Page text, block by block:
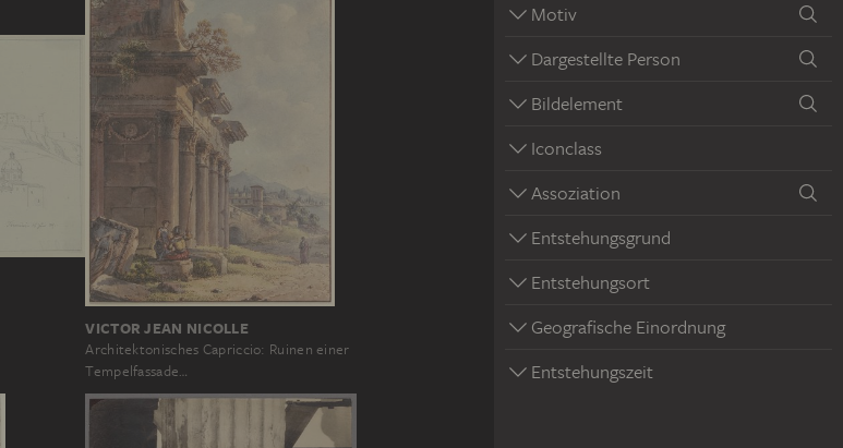
Motiv
Dargestellte Person
Bildelement
Iconclass
Assoziation
Entstehungsgrund
Entstehungsort
Geografische Einordnung
Entstehungszeit
VICTOR JEAN NICOLLE
Architektonisches Capriccio: Ruinen einer
Tempelfassade…